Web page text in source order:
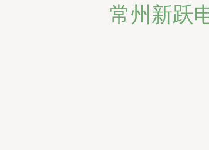
常州新跃